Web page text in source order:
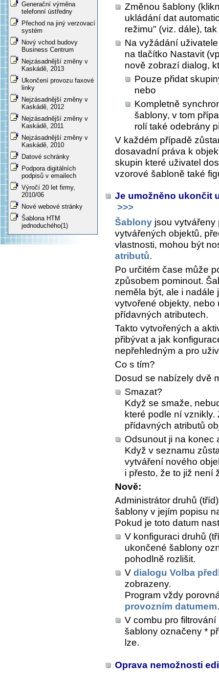
Generační výměna
telefonní ústředny
Přechod na jiný verzovací
systém
Nový vchod budovy
Business Centrum
Nejzásadnější změny v
Kaskádě, 2013
Ukončení provozu faxové
linky
Nejzásadnější změny v
Kaskádě, 2012
Nejzásadnější změny v
Kaskádě, 2011
Nejzásadnější změny v
Kaskádě, 2010
Datové schránky
Podpora digitálních
podpisů v emailech
Výročí 20 let firmy,
2010/06
Nové webové stránky
Šablona HTM
jednoduchého(1)
Změnou šablony
ukládání dat
režimu" (viz. dále),
Na vyžádání
na tlačítko Nastavit
nově zobrazí dialog,
Pouze přidat
nebo
Kompletně
šablony, v tom
rolí také odebrány
V každém případě
dosavadní práva k
skupin které uživatel
vzorové šabloně také
Je umožněno ukončit
>>>
Šablony jsou vytvářeny
vytvářených objektů,
vlastnosti, mohou být
atributů.
Po určitém čase může
způsobem pominout.
neměla být, ale i
vytvořené objekty,
přídavných atributech.
Takto vytvořených a
přibývat a jak
nepřehledným a pro
Co s tím?
Dosud se nabízely dvě
Smazat?
Když se smaže,
které podle ní
přídavných atributů
Odsunout ji na konec
Když v seznamu
vytváření nového
i přesto, že to již není
Nově:
Administrátor druhů
šablony v jejím popisu
Pokud je toto datum
V konfiguraci druhů
ukončené šablony
pohodlně rozlišit.
V dialogu Volba
zobrazeny.
Program vždy
provozním datumem.
V combu pro
šablony označeny *
lze.
Oprava nemožnosti